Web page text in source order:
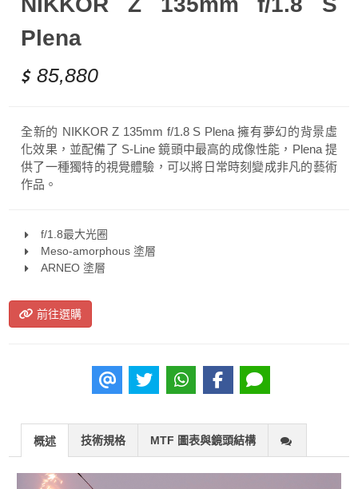
Plena
85,880
全新的 NIKKOR Z 135mm f/1.8 S Plena 擁有夢幻的背景虛
化效果，並配備了 S-Line 鏡頭中最高的成像性能，Plena 提
供了一種獨特的視覺體驗，可以將日常時刻變成非凡的藝術
作品。
f/1.8最大光圈
Meso-amorphous 塗層
ARNEO 塗層
前往選購
概述 技術規格 MTF 圖表與鏡頭結構